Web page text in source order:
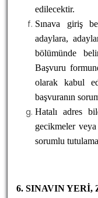
edilecektir.
Sınava giriş
adaylara,
bölümünde
Başvuru
olarak kabul
başvuranın
Hatalı adres
gecikmeler veya
sorumlu
6. SINAVIN